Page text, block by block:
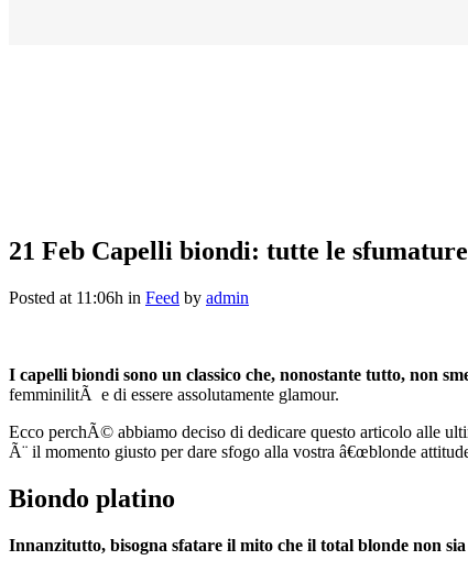
21 Feb Capelli biondi: tutte le sfumature
Posted at 11:06h in Feed by admin
I capelli biondi sono un classico che, nonostante tutto, non
femminilitÃ e di essere assolutamente glamour.
Ecco perchÃ© abbiamo deciso di dedicare questo articolo alle
Ã¨ il momento giusto per dare sfogo alla vostra â€œblonde
Biondo platino
Innanzitutto, bisogna sfatare il mito che il total blonde non sia